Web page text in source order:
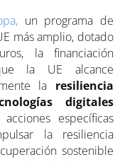
un programa de
más amplio, dotado
la financiación
la UE alcance
la resiliencia
digitales
específicas
la resiliencia
sostenible